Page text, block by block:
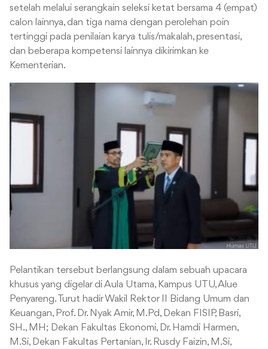
setelah melalui serangkain seleksi ketat bersama 4 (empat)
calon lainnya, dan tiga nama dengan perolehan poin
tertinggi pada penilaian karya tulis/makalah, presentasi,
dan beberapa kompetensi lainnya dikirimkan ke
Kementerian.
Pelantikan tersebut berlangsung dalam sebuah upacara
khusus yang digelar di Aula Utama, Kampus UTU, Alue
Penyareng. Turut hadir Wakil Rektor II Bidang Umum dan
Keuangan, Prof. Dr. Nyak Amir, M.Pd, Dekan FISIP, Basri,
SH., MH; Dekan Fakultas Ekonomi, Dr. Hamdi Harmen,
M.Si, Dekan Fakultas Pertanian, Ir. Rusdy Faizin, M.Si,